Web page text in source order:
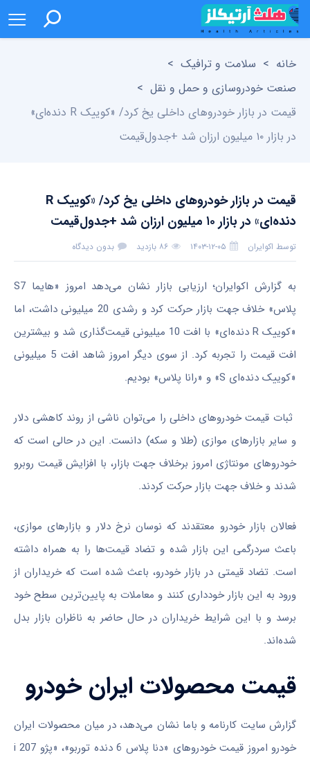
خانه > سلامت و ترافیک >
صنعت خودروسازی و حمل و نقل >
قیمت در بازار خودرو‌های داخلی یخ کرد/ «کوییک‌ R دنده‌ای»
در بازار ۱۰ میلیون ارزان شد +جدول‌قیمت
قیمت در بازار خودرو‌های داخلی یخ کرد/ «کوییک‌ R
دنده‌ای» در بازار ۱۰ میلیون ارزان شد +جدول‌قیمت
توسط اکوایران ۱۴۰۳-۱۲-۰۵ ۸۶ بازدید بدون دیدگاه
به گزارش اکوایران؛ ارزیابی بازار نشان می‌دهد امروز «هایما S7
پلاس» خلاف جهت بازار حرکت کرد و رشدی 20 میلیونی داشت، اما
«کوییک‌ R دنده‌ای» با افت 10 میلیونی قیمت‌گذاری شد و بیشترین
افت قیمت را تجربه کرد. از سوی دیگر امروز شاهد افت 5 میلیونی
«کوییک دنده‌ای S» و «رانا پلاس» بودیم.
ثبات قیمت خودروهای داخلی را می‌توان ناشی از روند کاهشی دلار
و سایر بازارهای موازی (طلا و سکه) دانست. این در حالی است که
خودروهای مونتاژی امروز برخلاف جهت بازار، با افزایش قیمت روبرو
شدند و خلاف جهت بازار حرکت کردند.
فعالان بازار خودرو معتقدند که نوسان نرخ دلار و بازارهای موازی،
باعث سردرگمی این بازار شده و تضاد قیمت‌ها را به همراه داشته
است. تضاد قیمتی در بازار خودرو، باعث شده است که خریداران از
ورود به این بازار خودداری کنند و معاملات به پایین‌ترین سطح خود
برسد و با این شرایط خریداران در حال حاضر به ناظران بازار بدل
شده‌اند.
قیمت محصولات ایران خودرو
گزارش سایت کارنامه و باما نشان می‌دهد، در میان محصولات ایران
خودرو امروز قیمت خودروهای «دنا پلاس 6 دنده توربو»، «پژو i 207